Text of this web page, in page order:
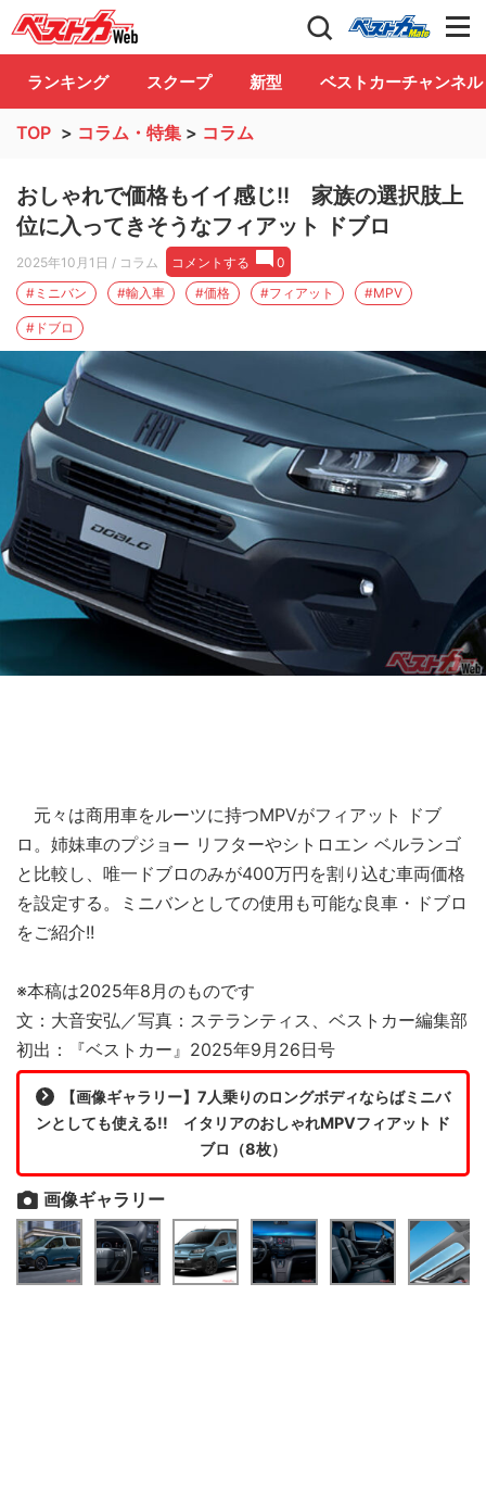
自動車情報誌「ベストカー」 Club
ランキング スクープ 新型 ベストカーチャンネル
TOP > コラム・特集 > コラム
おしゃれで価格もイイ感じ!! 家族の選択肢上
位に入ってきそうなフィアット ドブロ
2025年10月1日 / コラム コメントする
0
#ミニバン
#輸入車 #価格 #フィアット #MPV
#ドブロ
元々は商用車をルーツに持つMPVがフィアット ドブ
ロ。姉妹車のプジョー リフターやシトロエン ベルランゴ
と比較し、唯一ドブロのみが400万円を割り込む車両価格
を設定する。ミニバンとしての使用も可能な良車・ドブロ
をご紹介!!
※本稿は2025年8月のものです
文：大音安弘／写真：ステランティス、ベストカー編集部
初出：『ベストカー』2025年9月26日号
【画像ギャラリー】7人乗りのロングボディならばミニバ
ンとしても使える!! イタリアのおしゃれMPVフィアット ド
ブロ（8枚）
画像ギャラリー